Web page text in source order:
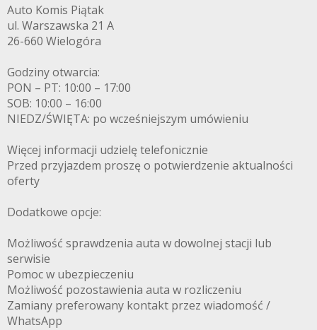
Auto Komis Piątak
ul. Warszawska 21 A
26-660 Wielogóra
Godziny otwarcia:
PON – PT: 10:00 – 17:00
SOB: 10:00 – 16:00
NIEDZ/ŚWIĘTA: po wcześniejszym umówieniu
Więcej informacji udzielę telefonicznie
Przed przyjazdem proszę o potwierdzenie aktualności
oferty
Dodatkowe opcje:
Możliwość sprawdzenia auta w dowolnej stacji lub
serwisie
Pomoc w ubezpieczeniu
Możliwość pozostawienia auta w rozliczeniu
Zamiany preferowany kontakt przez wiadomość /
WhatsApp